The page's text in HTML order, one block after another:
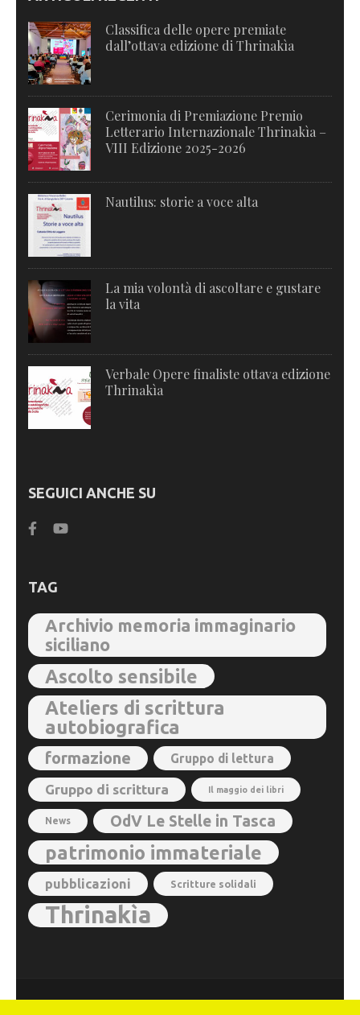
Classifica delle opere premiate
dall’ottava edizione di Thrinakìa
Cerimonia di Premiazione Premio
Letterario Internazionale Thrinakìa –
VIII Edizione 2025-2026
Nautilus: storie a voce alta
La mia volontà di ascoltare e gustare
la vita
Verbale Opere finaliste ottava edizione
Thrinakìa
SEGUICI ANCHE SU
TAG
Archivio memoria immaginario
siciliano
Ascolto sensibile
Ateliers di scrittura
autobiografica
formazione Gruppo di lettura
Gruppo di scrittura Il maggio dei libri
News OdV Le Stelle in Tasca
patrimonio immateriale
pubblicazioni Scritture solidali
Thrinakìa